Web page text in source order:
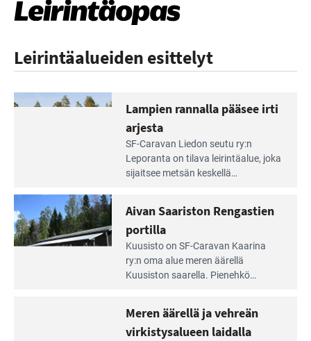
Leirintäalueiden esittelyt
rannalla
pääsee
irti
arjesta
Lampien rannalla pääsee irti
arjesta
SF-Caravan Liedon seutu ry:n
Leporanta on tilava leirintäalue, joka
sijaitsee metsän kes­kellä
tarjoaa ympäris­töineen kauniit
maisemat ja loistavat virkistäytymis­
mahdollisuudet.
Lue
Aivan Saariston Rengastien
portilla
Kuusisto on SF-Caravan Kaarina
ry:n oma alue meren äärellä
Kuusiston saarella. Pie­nehkö
Meren äärellä ja vehreän
virkistysalueen laidalla